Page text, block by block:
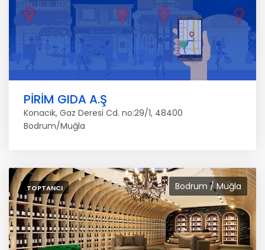
PİRİM GIDA A.Ş
Konacık, Gaz Deresi Cd. no:29/1, 48400
Bodrum/Muğla
Bodrum / Muğla
TOPTANCI